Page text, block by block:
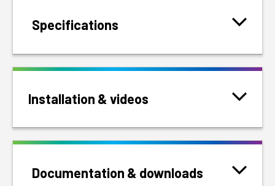
Specifications
Installation & videos
Documentation & downloads